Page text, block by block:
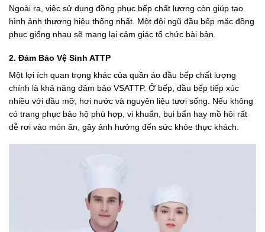
Ngoài ra, việc sử dụng đồng phục bếp chất lượng còn giúp tạo
hình ảnh thương hiệu thống nhất. Một đội ngũ đầu bếp mặc đồng
phục giống nhau sẽ mang lại cảm giác tổ chức bài bản.
2. Đảm Bảo Vệ Sinh ATTP
Một lợi ích quan trọng khác của quần áo đầu bếp chất lượng
chính là khả năng đảm bảo VSATTP. Ở bếp, đầu bếp tiếp xúc
nhiều với dầu mỡ, hơi nước và nguyên liệu tươi sống. Nếu không
có trang phục bảo hộ phù hợp, vi khuẩn, bụi bẩn hay mồ hôi rất
dễ rơi vào món ăn, gây ảnh hưởng đến sức khỏe thực khách.